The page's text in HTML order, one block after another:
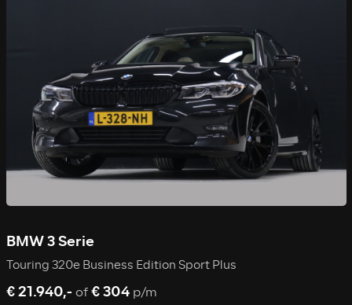
BMW 3 Serie
Touring 320e Business Edition Sport Plus
€ 21.940,- of€ 304 p/m